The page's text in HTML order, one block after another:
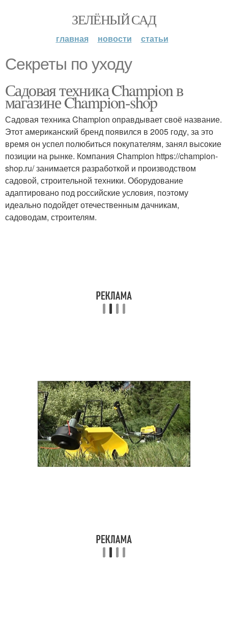
ЗЕЛЁНЫЙ САД
главная новости статьи
Секреты по уходу
Садовая техника Champion в
магазине Champion-shop
Садовая техника Champion оправдывает своё название.
Этот американский бренд появился в 2005 году, за это
время он успел полюбиться покупателям, занял высокие
позиции на рынке. Компания Champion https://champion-
shop.ru/ занимается разработкой и производством
садовой, строительной техники. Оборудование
адаптировано под российские условия, поэтому
идеально подойдет отечественным дачникам,
садоводам, строителям.